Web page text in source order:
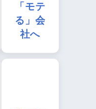
「モテ
る」会
社へ